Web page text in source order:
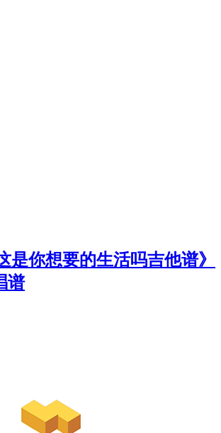
是你想要的生活吗吉他谱》
谱